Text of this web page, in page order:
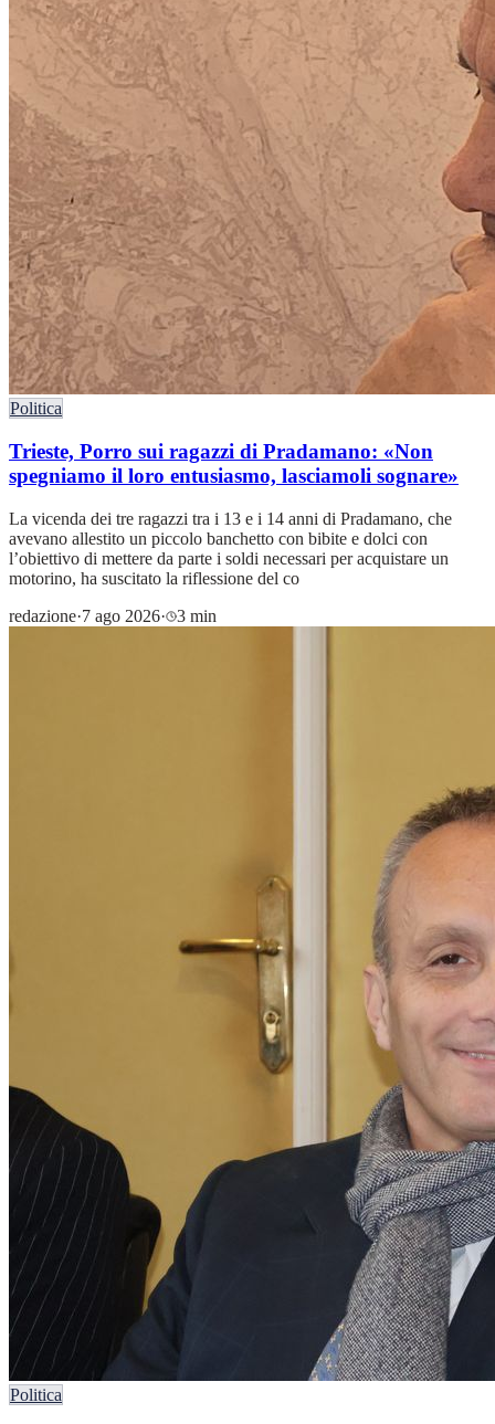
Politica
Trieste, Porro sui ragazzi di Pradamano: «Non
spegniamo il loro entusiasmo, lasciamoli sognare»
La vicenda dei tre ragazzi tra i 13 e i 14 anni di Pradamano, che
avevano allestito un piccolo banchetto con bibite e dolci con
l’obiettivo di mettere da parte i soldi necessari per acquistare un
motorino, ha suscitato la riflessione del co
redazione·7 ago 2026· 3 min
Politica